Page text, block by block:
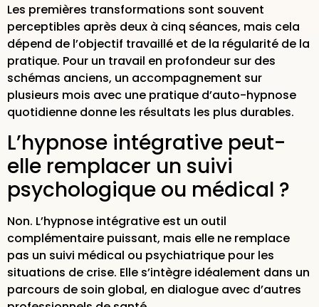
Les premières transformations sont souvent
perceptibles après deux à cinq séances, mais cela
dépend de l’objectif travaillé et de la régularité de la
pratique. Pour un travail en profondeur sur des
schémas anciens, un accompagnement sur
plusieurs mois avec une pratique d’auto-hypnose
quotidienne donne les résultats les plus durables.
L’hypnose intégrative peut-
elle remplacer un suivi
psychologique ou médical ?
Non. L’hypnose intégrative est un outil
complémentaire puissant, mais elle ne remplace
pas un suivi médical ou psychiatrique pour les
situations de crise. Elle s’intègre idéalement dans un
parcours de soin global, en dialogue avec d’autres